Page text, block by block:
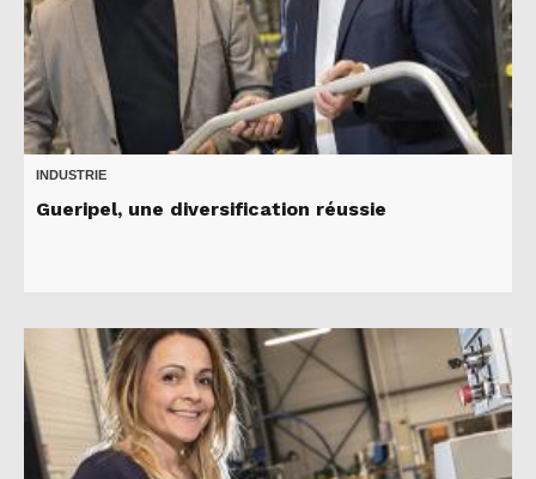
INDUSTRIE
Gueripel, une diversification réussie